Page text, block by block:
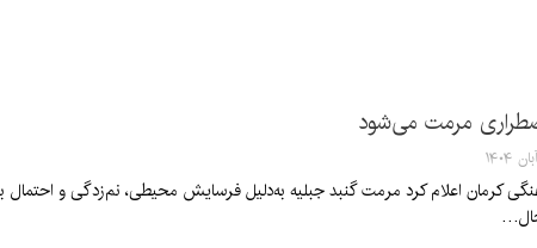
مرمت می‌شود
کرمان اعلام کرد مرمت گنبد جبلیه به‌دلیل فرسایش محیطی، نم‌زدگی و